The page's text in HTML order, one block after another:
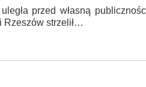
przed własną
Rzeszów strzelił…